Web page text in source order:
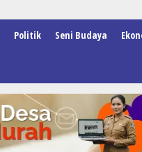
Politik Seni Budaya